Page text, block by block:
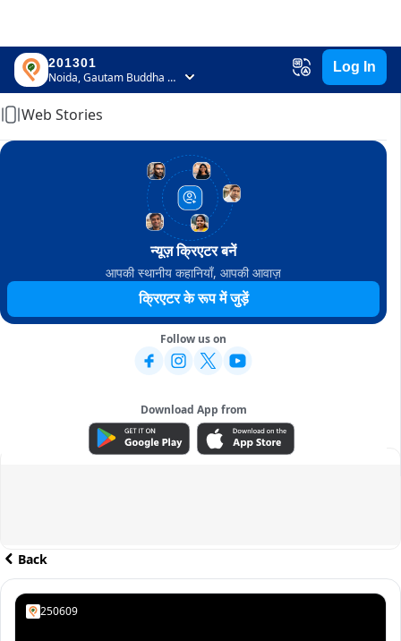
201301
Noida, Gautam Buddha Nagar, Uttar Pradesh
Log In
Home
Web Stories
न्यूज़ क्रिएटर बनें
आपकी स्थानीय कहानियाँ, आपकी आवाज़
क्रिएटर के रूप में जुड़ें
Follow us on
Download App from
ADVERTISEMENT
Back
250609